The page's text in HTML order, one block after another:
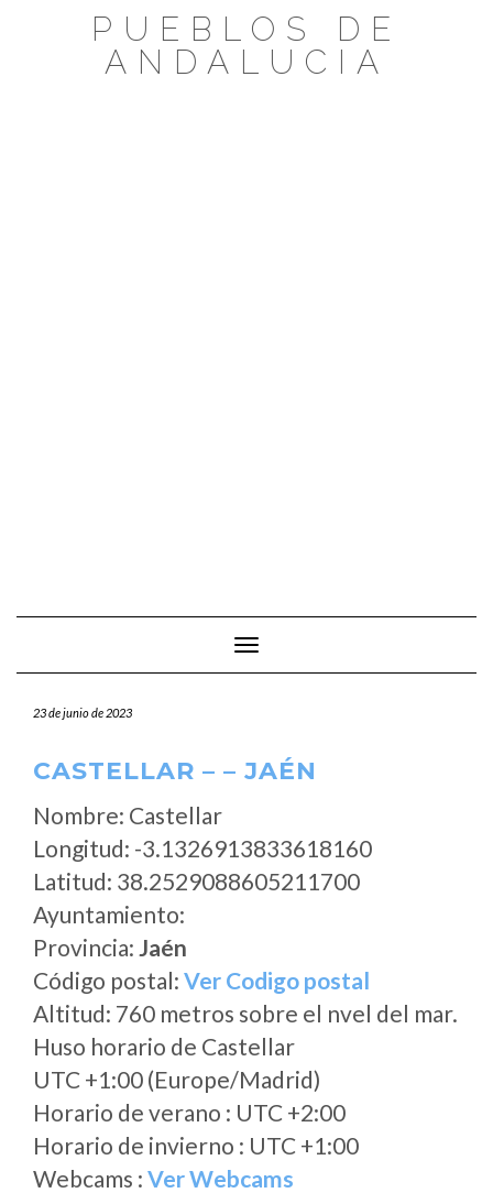
PUEBLOS DE
ANDALUCIA
Cambiar modo de navegación
23 de junio de 2023
CASTELLAR – – JAÉN
Nombre: Castellar
Longitud: -3.1326913833618160
Latitud: 38.2529088605211700
Ayuntamiento:
Provincia: Jaén
Código postal: Ver Codigo postal
Altitud: 760 metros sobre el nvel del mar.
Huso horario de Castellar
UTC +1:00 (Europe/Madrid)
Horario de verano : UTC +2:00
Horario de invierno : UTC +1:00
Webcams : Ver Webcams